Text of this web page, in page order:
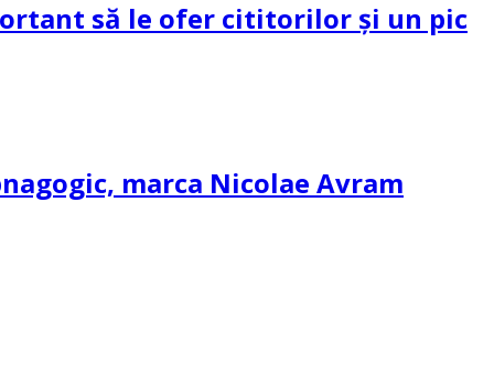
să le ofer cititorilor și un pic
marca Nicolae Avram